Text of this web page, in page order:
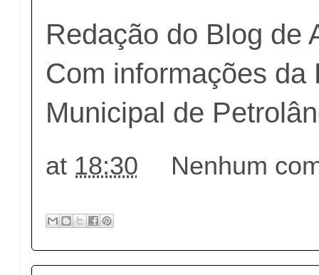
Redação do Blog de
Com informações da
Municipal de
at 18:30 Nenhum